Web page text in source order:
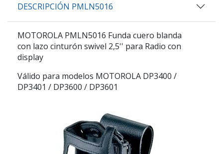
DESCRIPCIÓN PMLN5016
MOTOROLA PMLN5016 Funda cuero blanda
con lazo cinturón swivel 2,5'' para Radio con
display
Válido para modelos MOTOROLA DP3400 /
DP3401 / DP3600 / DP3601